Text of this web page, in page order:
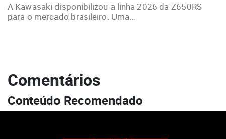
A Kawasaki disponibilizou a linha 2026 da Z650RS
para o mercado brasileiro. Uma...
Comentários
Conteúdo Recomendado